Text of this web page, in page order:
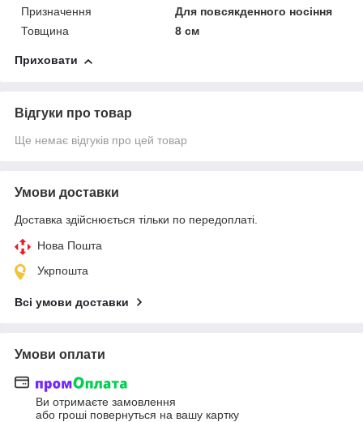
Призначення
Для повсякденного носіння
Товщина
8 см
Приховати
Відгуки про товар
Ще немає відгуків про цей товар
Умови доставки
Доставка здійснюється тільки по передоплаті.
Нова Пошта
Укрпошта
Всі умови доставки
Умови оплати
Ви отримаєте замовлення
або гроші повернуться на вашу картку